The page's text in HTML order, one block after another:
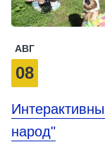
АВГ
08
народ"